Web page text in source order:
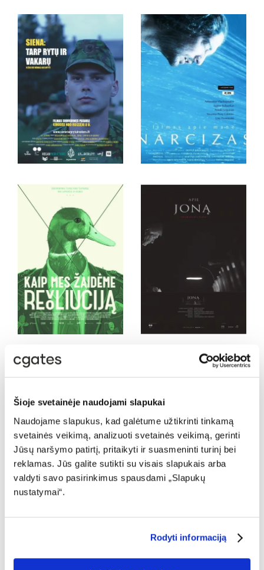
Šioje svetainėje naudojami slapukai
Naudojame slapukus, kad galėtume užtikrinti tinkamą
svetainės veikimą, analizuoti svetainės veikimą, gerinti
Jūsų naršymo patirtį, pritaikyti ir suasmeninti turinį bei
reklamas. Jūs galite sutikti su visais slapukais arba
valdyti savo pasirinkimus spausdami „Slapukų
nustatymai“.
Rodyti informaciją